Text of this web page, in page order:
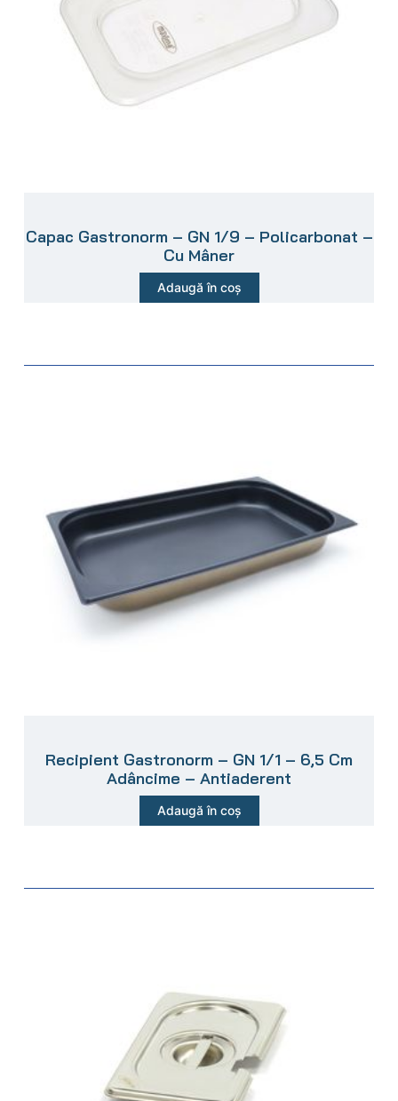
Capac Gastronorm – GN 1/9 – Policarbonat –
Cu Mâner
Adaugă în coș
Recipient Gastronorm – GN 1/1 – 6,5 Cm
Adâncime – Antiaderent
Adaugă în coș